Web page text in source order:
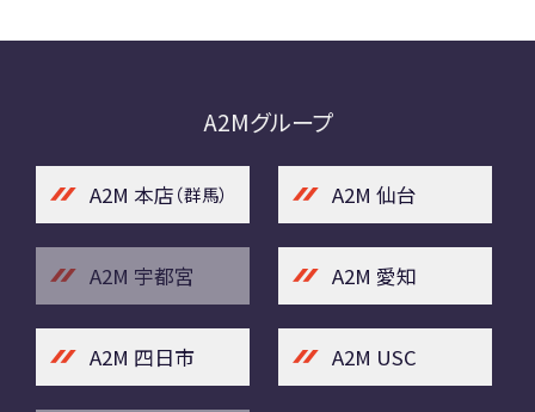
A2Mグループ
A2M 本店（群馬） A2M 仙台
A2M 宇都宮 A2M 愛知
A2M 四日市 A2M USC